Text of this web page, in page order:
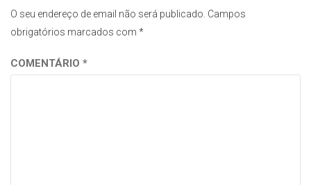
O seu endereço de email não será publicado. Campos
obrigatórios marcados com *
COMENTÁRIO *